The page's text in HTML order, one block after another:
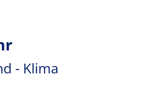
- Klima